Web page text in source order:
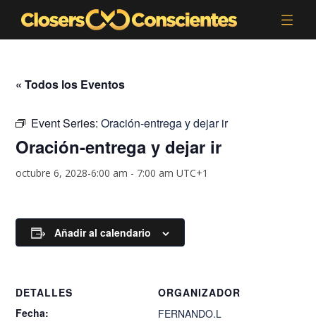
« Todos los Eventos
Event Series:Oración-entrega y dejar ir
Oración-entrega y dejar ir
octubre 6, 2028-6:00 am - 7:00 am UTC+1
Añadir al calendario
DETALLES
Fecha:
ORGANIZADOR
FERNANDO.L